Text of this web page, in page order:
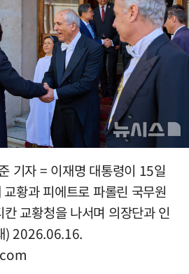
기자 = 이재명 대통령이 15일
황과 피에트로 파롤린 국무원
교황청을 나서며 의장단과 인
) 2026.06.16.